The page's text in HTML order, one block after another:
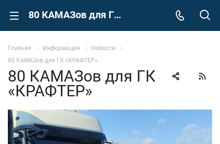
80 КАМАЗов для ГК «КРАФТЕР»
Главная Информация
Новости
80 КАМАЗов для ГК «КРАФТЕР»
80 КАМАЗов для ГК
«КРАФТЕР»